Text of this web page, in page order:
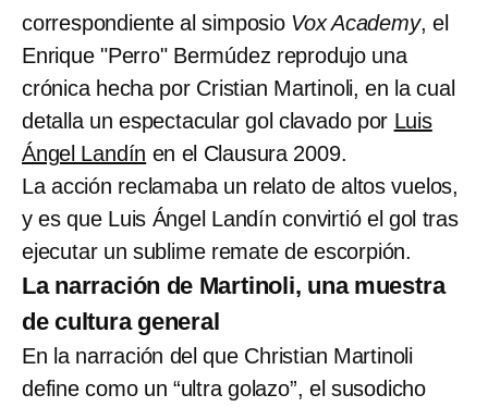
correspondiente al simposio Vox Academy, el
Enrique "Perro" Bermúdez reprodujo una
crónica hecha por Cristian Martinoli, en la cual
detalla un espectacular gol clavado por Luis
Ángel Landín en el Clausura 2009.
La acción reclamaba un relato de altos vuelos,
y es que Luis Ángel Landín convirtió el gol tras
ejecutar un sublime remate de escorpión.
La narración de Martinoli, una muestra
de cultura general
En la narración del que Christian Martinoli
define como un “ultra golazo”, el susodicho